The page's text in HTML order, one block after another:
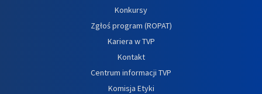
Konkursy
Zgłoś program (ROPAT)
Kariera w TVP
Kontakt
Centrum informacji TVP
Komisja Etyki